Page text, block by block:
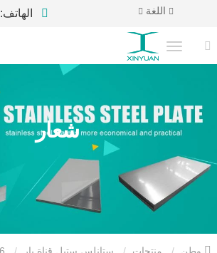
الهاتف: اللغة
شعار